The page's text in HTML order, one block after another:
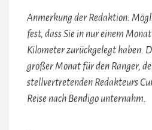
Anmerkung der Redaktion:
fest, dass Sie in nur einem
Kilometer zurückgelegt haben.
großer Monat für den Ranger,
stellvertretenden Redakteurs
Reise nach Bendigo unternahm.